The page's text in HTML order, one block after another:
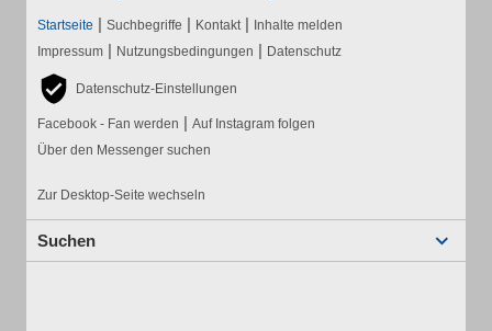
Startseite | Suchbegriffe | Kontakt | Inhalte melden
Impressum | Nutzungsbedingungen | Datenschutz
Datenschutz-Einstellungen
Facebook - Fan werden | Auf Instagram folgen
Über den Messenger suchen
Zur Desktop-Seite wechseln
Suchen